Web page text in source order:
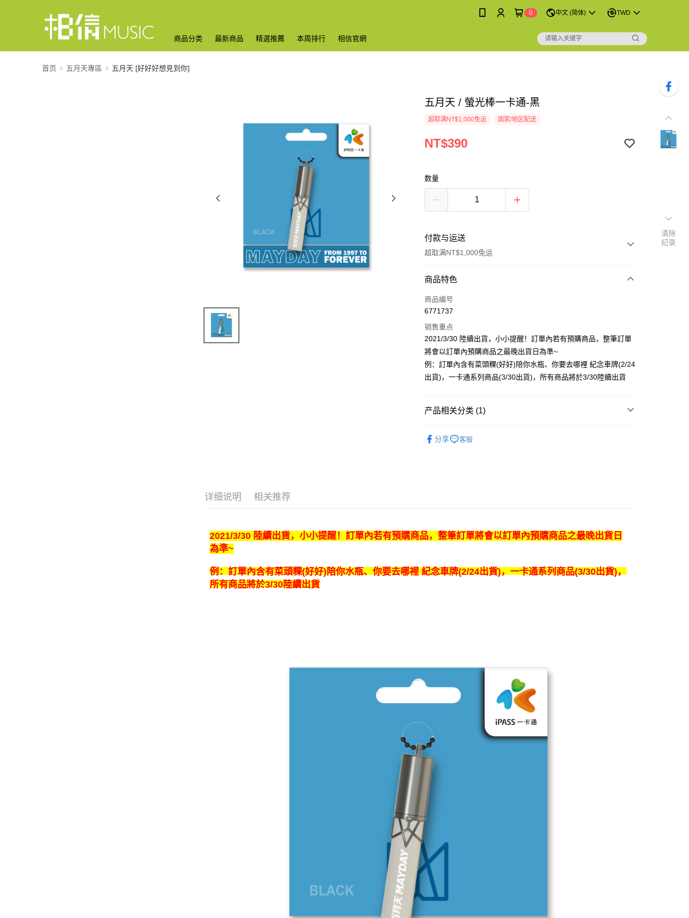
0 中文 (简体) TWD
商品分类 最新商品 精選推薦 本周排行 相信官網
首页 五月天專區 五月天 [好好好想見到你]
五月天 / 螢光棒一卡通-黑
超取满NT$1,000免运 国家/地区配送
NT$390
数量
付款与运送
超取满NT$1,000免运
付款方式
信用卡一次付款
LINE Pay
Apple Pay
悠遊付
Plus PAY
每笔NT$65，满NT$1,000(含以上)免运费
商品特色
商品编号
6771737
销售重点
2021/3/30 陸續出貨，小小提醒！訂單內若有預購商品，整筆訂單
將會以訂單內預購商品之最晚出貨日為準~
例：訂單內含有菜頭粿(好好)陪你水瓶、你要去哪裡 紀念車牌(2/24
出貨)，一卡通系列商品(3/30出貨)，所有商品將於3/30陸續出貨
产品相关分类 (1)
分享
客服
详细说明 相关推荐
2021/3/30 陸續出貨，小小提醒！訂單內若有預購商品，整筆訂單將會以訂單內預購商品之最晚出貨日
為準~
例：訂單內含有菜頭粿(好好)陪你水瓶、你要去哪裡 紀念車牌(2/24出貨)，一卡通系列商品(3/30出貨)，
所有商品將於3/30陸續出貨
清除
纪录